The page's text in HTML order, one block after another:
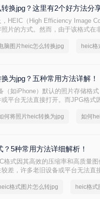
换jpg？这里有2个好方法分
HEIC（High Efficiency Image
片的方式。然而，由于该格式在
两种适用于Windows和Mac电脑用
脑图片heic怎么转换jpg heic格
为jpg？五种常用方法详解！
（如iPhone）默认的照片存储格
平台无法直接打开。而JPG格式
何将照片heic转换为jpg
？5种常用方法详细解析！
格式因其高效的压缩率和高质量图
差，许多老旧设备或平台无法直
方法的详细解析，帮助您高效完成
格式图片怎么转jpg heic格式